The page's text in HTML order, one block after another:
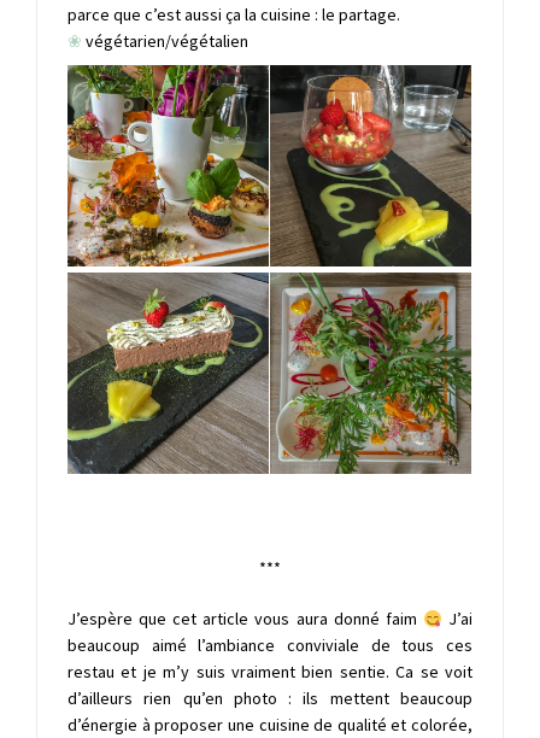
parce que c’est aussi ça la cuisine : le partage.
❀ végétarien/végétalien
***
J’espère que cet article vous aura donné faim
J’ai
beaucoup aimé l’ambiance conviviale de tous ces
restau et je m’y suis vraiment bien sentie. Ca se voit
d’ailleurs rien qu’en photo : ils mettent beaucoup
d’énergie à proposer une cuisine de qualité et colorée,